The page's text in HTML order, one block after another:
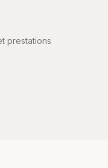
prestations